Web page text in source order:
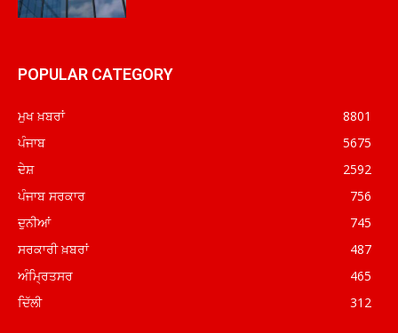
POPULAR CATEGORY
ਮੁਖ ਖ਼ਬਰਾਂ
8801
ਪੰਜਾਬ
5675
ਦੇਸ਼
2592
ਪੰਜਾਬ ਸਰਕਾਰ
756
ਦੁਨੀਆਂ
745
ਸਰਕਾਰੀ ਖ਼ਬਰਾਂ
487
ਅੰਮ੍ਰਿਤਸਰ
465
ਦਿੱਲੀ
312